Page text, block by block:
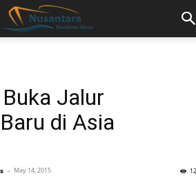
Jalur
di Asia
- May 14, 2015